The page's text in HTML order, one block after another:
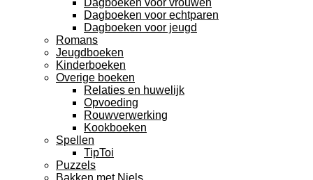
Dagboeken voor vrouwen
Dagboeken voor echtparen
Dagboeken voor jeugd
Romans
Jeugdboeken
Kinderboeken
Overige boeken
Relaties en huwelijk
Opvoeding
Rouwverwerking
Kookboeken
Spellen
TipToi
Puzzels
Bakken met Niels